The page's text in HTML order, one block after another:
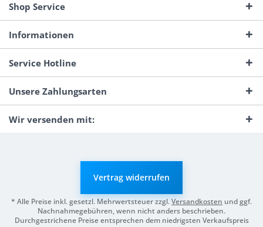
Shop Service
Informationen
Service Hotline
Unsere Zahlungsarten
Wir versenden mit:
Vertrag widerrufen
* Alle Preise inkl. gesetzl. Mehrwertsteuer zzgl.Versandkosten und ggf.
Nachnahmegebühren, wenn nicht anders beschrieben.
Durchgestrichene Preise entsprechen dem niedrigsten Verkaufspreis